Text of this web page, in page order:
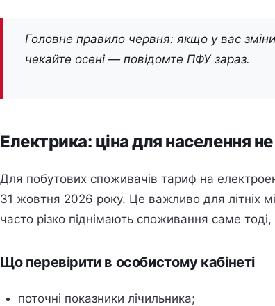
Головне правило червня: якщо у вас
чекайте осені — повідомте ПФУ зараз.
Електрика: ціна для населення
Для побутових споживачів тариф на
31 жовтня 2026 року. Це важливо для літніх
часто різко піднімають споживання саме
Що перевірити в особистому кабінеті
поточні показники лічильника;